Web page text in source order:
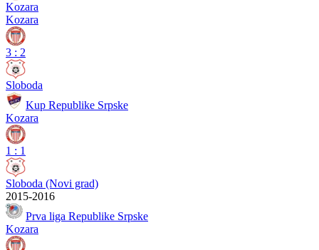
Kozara
Kozara
3 : 2
Sloboda
Kup Republike Srpske
Kozara
1 : 1
Sloboda (Novi grad)
2015-2016
Prva liga Republike Srpske
Kozara